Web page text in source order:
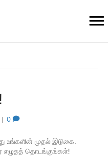
| 0
உங்களின் முதல் இடுகை.
எழுதத் தொடங்குங்கள்!